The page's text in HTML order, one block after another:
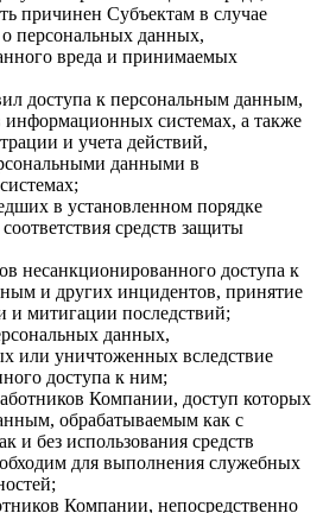
причинен Субъектам в случае
персональных данных,
вреда и принимаемых
доступа к персональным данным,
системах, а также
и учета действий,
данными в
в установленном порядке
средств защиты
несанкционированного доступа к
и других инцидентов, принятие
и митигации последствий;
данных,
или уничтоженных вследствие
доступа к ним;
Компании, доступ которых
обрабатываемым как с
и без использования средств
для выполнения служебных
Компании, непосредственно